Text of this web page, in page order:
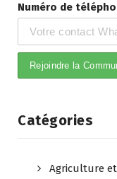
Numéro de
Catégories
Agriculture